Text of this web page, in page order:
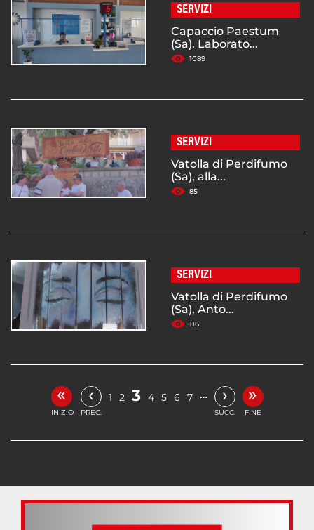
SERVIZI
Capaccio Paestum
(Sa). Laborato...
1089
SERVIZI
Vatolla di Perdifumo
(Sa), alla...
85
SERVIZI
Vatolla di Perdifumo
(Sa), Anto...
116
«
INIZIO
‹
PREC.
1 2 3 4 5 6 7 … ›
SUCC.
»
FINE